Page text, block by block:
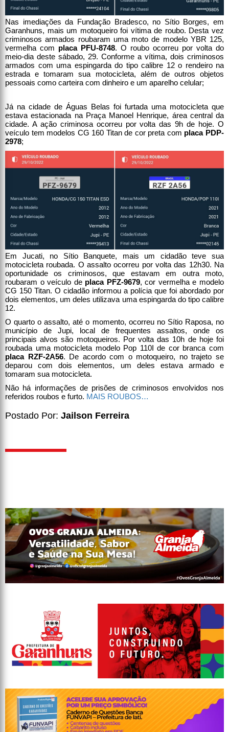
Nas imediações da Fundação Bradesco, no Sítio Borges, em
Garanhuns, mais um motoqueiro foi vítima de roubo. Desta vez
criminosos armados roubaram uma moto de modelo YBR 125,
vermelha com placa PFU-8748. O roubo ocorreu por volta do
meio-dia deste sábado, 29. Conforme a vítima, dois criminosos
armados com uma espingarda do tipo calibre 12 o rendeiro na
estrada e tomaram sua motocicleta, além de outros objetos
pessoais como carteira com dinheiro e um aparelho celular;
Já na cidade de Águas Belas foi furtada uma motocicleta que
estava estacionada na Praça Manoel Henrique, área central da
cidade. A ação criminosa ocorreu por volta das 9h de hoje. O
veículo tem modelos CG 160 Titan de cor preta com placa PDP-
2978;
Em Jucati, no Sítio Banquete, mais um cidadão teve sua
motocicleta roubada. O assalto ocorreu por volta das 12h30. Na
oportunidade os criminosos, que estavam em outra moto,
roubaram o veículo de placa PFZ-9679, cor vermelha e modelo
CG 150 Titan. O cidadão informou a polícia que foi abordado por
dois elementos, um deles utilizava uma espingarda do tipo calibre
12.
O quarto o assalto, até o momento, ocorreu no Sítio Raposa, no
município de Jupi, local de frequentes assaltos, onde os
principais alvos são motoqueiros. Por volta das 10h de hoje foi
roubada uma motocicleta modelo Pop 110I de cor branca com
placa RZF-2A56. De acordo com o motoqueiro, no trajeto se
deparou com dois elementos, um deles estava armado e
tomaram sua motocicleta.
Não há informações de prisões de criminosos envolvidos nos
referidos roubos e furto. MAIS ROUBOS…
Postado Por: Jailson Ferreira